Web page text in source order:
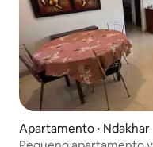
Apartamento ⋅ Ndakhar